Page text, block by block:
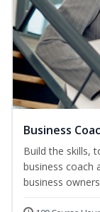
Business
Build the skills,
business coach
business